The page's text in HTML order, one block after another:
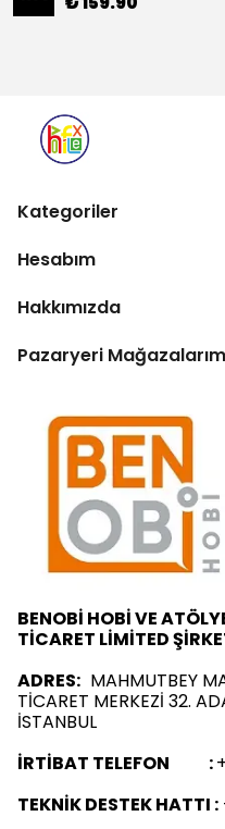
Kategoriler
Hesabım
Hakkımızda
Pazaryeri
BENOBİ HOBİ VE
TİCARET LİMİTED
ADRES: MAHMUTBEY
TİCARET MERKEZİ 32.
İSTANBUL
İRTİBAT TELEFON :
TEKNİK DESTEK HATTI :